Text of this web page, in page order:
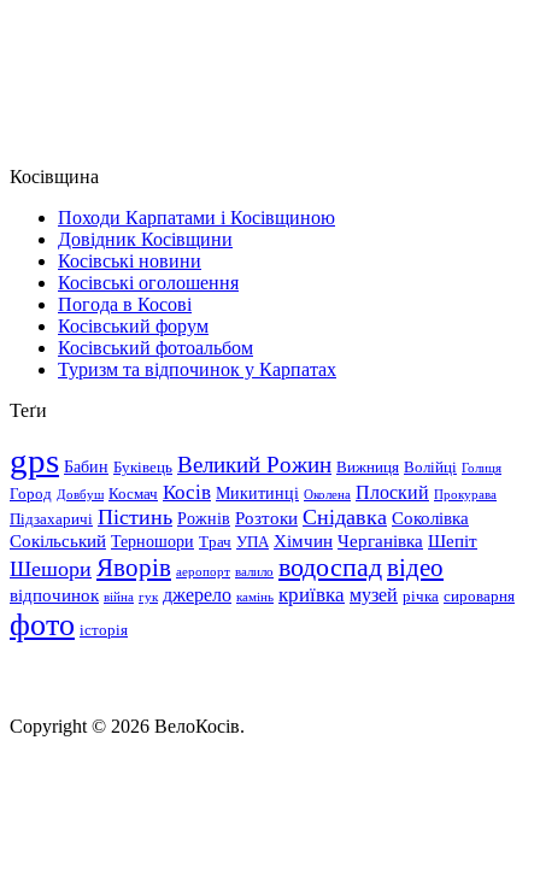
Косівщина
Походи Карпатами і Косівщиною
Довідник Косівщини
Косівські новини
Косівські оголошення
Погода в Косові
Косівський форум
Косівський фотоальбом
Туризм та відпочинок у Карпатах
Теґи
gps Бабин Буківець Великий Рожин Вижниця Волійці Голиця
Город Довбуш Космач Косів Микитинці Околена Плоский Прокурава
Підзахаричі Пістинь Рожнів Розтоки Снідавка Соколівка
Сокільський Терношори Трач УПА Хімчин Черганівка Шепіт
Шешори Яворів аеропорт валило водоспадвідео
відпочинок війна гук джерело камінь криївка музей річка сироварня
фото історія
Copyright © 2026 ВелоКосів.